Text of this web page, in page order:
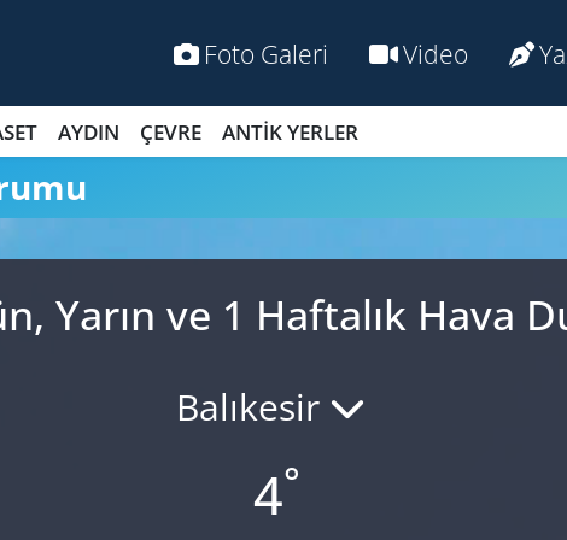
Foto Galeri Video
AYDIN ÇEVRE ANTİK YERLER
Yarın ve 1 Haftalık Hava
Balıkesir
4°